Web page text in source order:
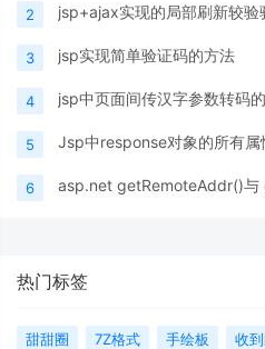
2 jsp+ajax实现的局部刷新较
3 jsp实现简单验证码的方法
4 jsp中页面间传汉字参数转码
5 Jsp中response对象的所有属
6 asp.net getRemoteAddr()与
热门标签
甜甜圈 7Z格式 手绘板 收